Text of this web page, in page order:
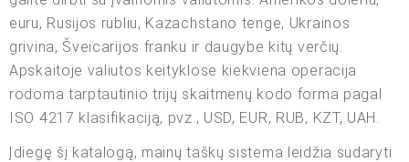
euru, Rusijos rubliu, Kazachstano tenge, Ukrainos
grivina, Šveicarijos franku ir daugybe kitų verčių.
Apskaitoje valiutos keityklose kiekviena operacija
rodoma tarptautinio trijų skaitmenų kodo forma pagal
ISO 4217 klasifikaciją, pvz., USD, EUR, RUB, KZT, UAH.
Įdiegę šį katalogą, mainų taškų sistema leidžia sudaryti